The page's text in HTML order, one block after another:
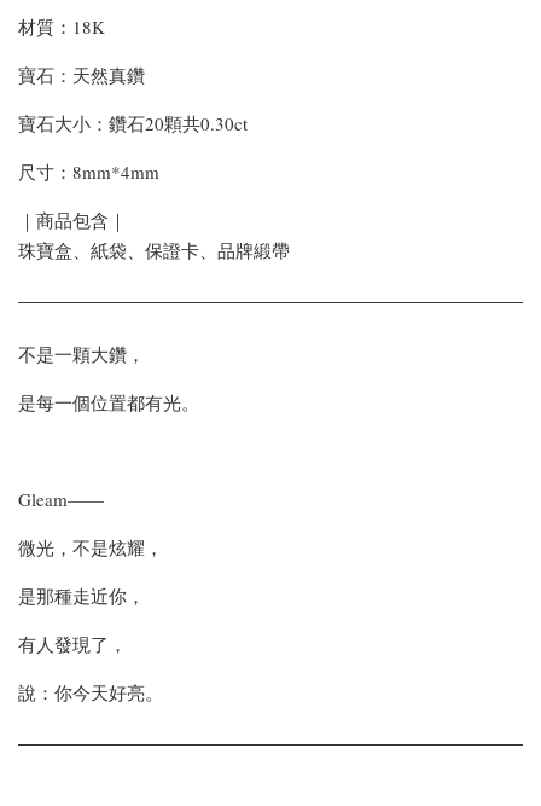
材質：18K
寶石：天然真鑽
寶石大小：鑽石20顆共0.30ct
尺寸：8mm*4mm
｜商品包含｜
珠寶盒、紙袋、保證卡、品牌緞帶
不是一顆大鑽，
是每一個位置都有光。
Gleam——
微光，不是炫耀，
是那種走近你，
有人發現了，
說：你今天好亮。